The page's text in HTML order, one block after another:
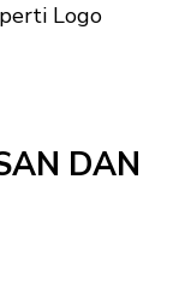
Logo
DAN